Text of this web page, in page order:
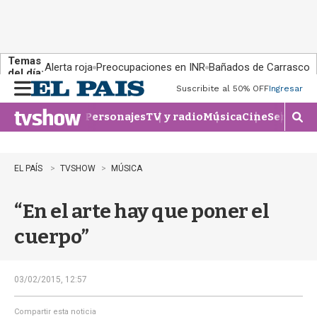
Temas
del día:Alerta roja Preocupaciones en INR Bañados de Carrasco
n
u
Suscribite al 50% OFFIngresar
PersonajesTV y radioMúsicaCineSeries
M
o
e
EL PAÍS TVSHOW MÚSICA
“En el arte hay que poner el
cuerpo”
03/02/2015, 12:57
Compartir esta noticia